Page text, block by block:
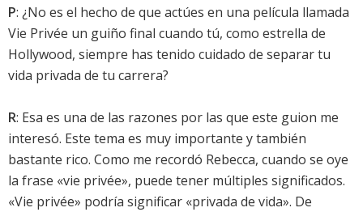
P: ¿No es el hecho de que actúes en una película llamada
Vie Privée un guiño final cuando tú, como estrella de
Hollywood, siempre has tenido cuidado de separar tu
vida privada de tu carrera?
R: Esa es una de las razones por las que este guion me
interesó. Este tema es muy importante y también
bastante rico. Como me recordó Rebecca, cuando se oye
la frase «vie privée», puede tener múltiples significados.
«Vie privée» podría significar «privada de vida». De